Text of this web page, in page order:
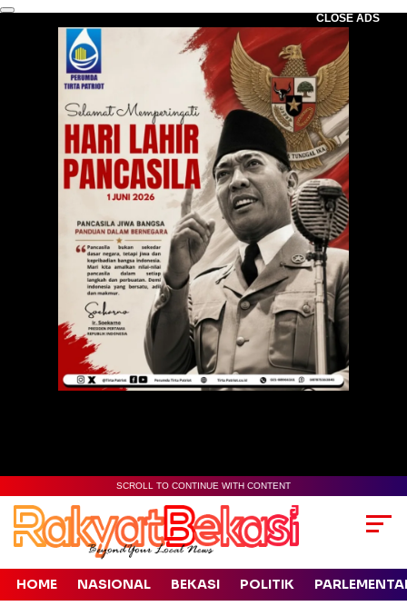
CLOSE ADS
SCROLL TO CONTINUE WITH CONTENT
HOME NASIONAL BEKASI POLITIK